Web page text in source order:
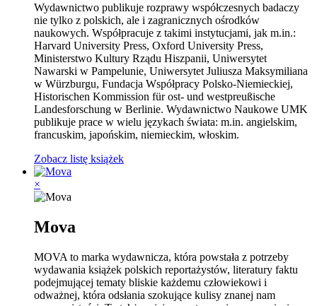
Wydawnictwo publikuje rozprawy współczesnych badaczy
nie tylko z polskich, ale i zagranicznych ośrodków
naukowych. Współpracuje z takimi instytucjami, jak m.in.:
Harvard University Press, Oxford University Press,
Ministerstwo Kultury Rządu Hiszpanii, Uniwersytet
Nawarski w Pampelunie, Uniwersytet Juliusza Maksymiliana
w Würzburgu, Fundacja Współpracy Polsko-Niemieckiej,
Historischen Kommission für ost- und westpreußische
Landesforschung w Berlinie. Wydawnictwo Naukowe UMK
publikuje prace w wielu językach świata: m.in. angielskim,
francuskim, japońskim, niemieckim, włoskim.
Zobacz listę książek
×
Mova
MOVA to marka wydawnicza, która powstała z potrzeby
wydawania książek polskich reportażystów, literatury faktu
podejmującej tematy bliskie każdemu człowiekowi i
odważnej, która odsłania szokujące kulisy znanej nam